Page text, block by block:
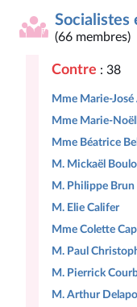
Socialistes
(66 membres)
Contre : 38
Mme Marie-José
Mme Marie-
Mme Béatrice
M. Mickaël
M. Philippe Brun
M. Elie Califer
Mme Colette
M. Paul
M. Pierrick
M. Arthur